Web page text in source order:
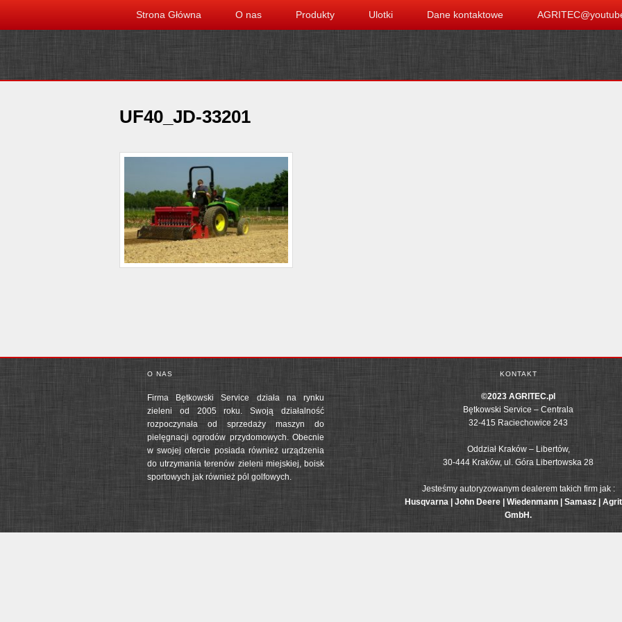
Strona Główna O nas Produkty Ulotki Dane kontaktowe
UF40_JD-33201
O NAS
Firma Bętkowski Service działa na rynku
zieleni od 2005 roku. Swoją działalność
rozpoczynała od sprzedaży maszyn do
pielęgnacji ogrodów przydomowych. Obecnie
w swojej ofercie posiada również urządzenia
do utrzymania terenów zieleni miejskiej, boisk
sportowych jak również pól golfowych.
KONTAKT
©2023 AGRITEC.pl
Bętkowski Service – Centrala
32-415 Raciechowice 243
Oddział Kraków – Libertów,
30-444 Kraków, ul. Góra Libertowska 28
Jesteśmy autoryzowanym dealerem takich firm jak :
Husqvarna | John Deere | Wiedenmann | Samasz |
GmbH.